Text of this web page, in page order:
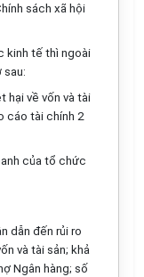
sách xã hội
kinh tế thì ngoài
sau:
hại về vốn và tài
cáo tài chính 2
của tổ chức
dẫn đến rủi ro
và tài sản; khả
Ngân hàng; số